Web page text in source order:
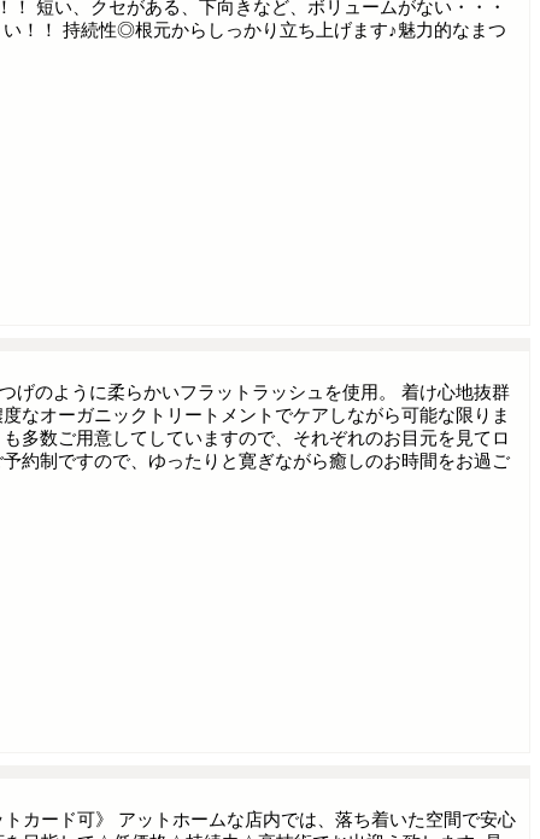
短い、クセがある、下向きなど、ボリュームがない・・・
！！ 持続性◎根元からしっかり立ち上げます♪魅力的なまつ
げのように柔らかいフラットラッシュを使用。 着け心地抜群
なオーガニックトリートメントでケアしながら可能な限りま
多数ご用意してしていますので、それぞれのお目元を見てロ
約制ですので、ゆったりと寛ぎながら癒しのお時間をお過ご
カード可》 アットホームな店内では、落ち着いた空間で安心